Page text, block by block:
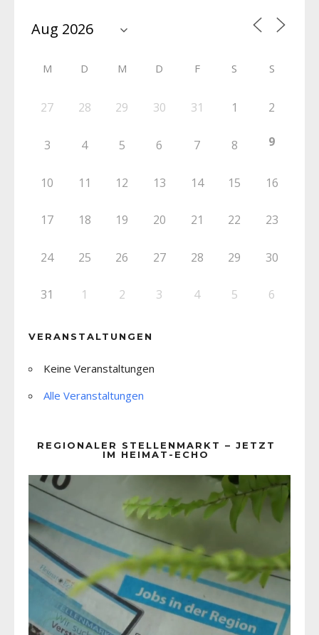
M D M D F S S
27 28 29 30 31 1 2
3 4 5 6 7 8 9
10 11 12 13 14 15 16
17 18 19 20 21 22 23
24 25 26 27 28 29 30
31 1 2 3 4 5 6
VERANSTALTUNGEN
Keine Veranstaltungen
Alle Veranstaltungen
REGIONALER STELLENMARKT – JETZT
IM HEIMAT-ECHO
Player